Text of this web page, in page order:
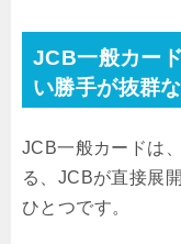
JCB一般カー
い勝手が抜群
JCB一般カードは
る、JCBが直接展
ひとつです。